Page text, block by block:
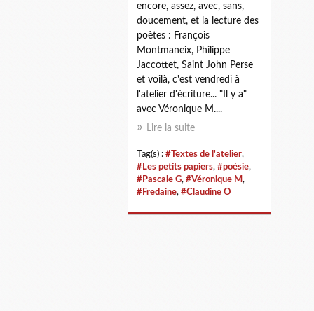
encore, assez, avec, sans,
doucement, et la lecture des
poètes : François
Montmaneix, Philippe
Jaccottet, Saint John Perse
et voilà, c'est vendredi à
l'atelier d'écriture... "Il y a"
avec Véronique M....
Lire la suite
Tag(s) : #Textes de l'atelier,
#Les petits papiers, #poésie,
#Pascale G, #Véronique M,
#Fredaine, #Claudine O